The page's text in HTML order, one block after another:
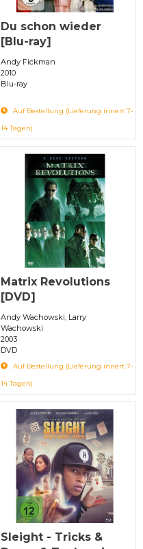
Du schon wieder
[Blu-ray]
Andy Fickman
2010
Blu-ray
Auf Bestellung (Lieferung innert 7-
14 Tagen)
Matrix Revolutions
[DVD]
Andy Wachowski, Larry
Wachowski
2003
DVD
Auf Bestellung (Lieferung innert 7-
14 Tagen)
Sleight - Tricks &